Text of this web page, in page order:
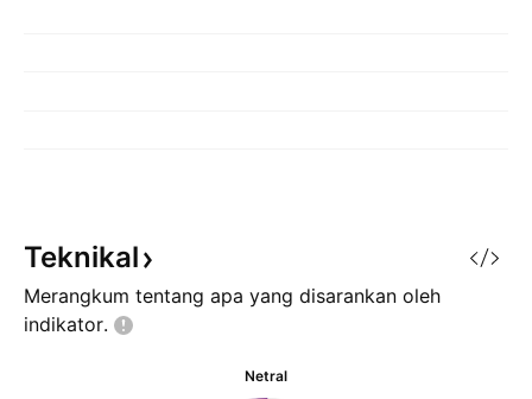
Teknikal
Merangkum tentang apa yang disarankan oleh
indikator.
Netral